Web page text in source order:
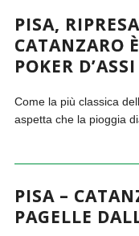
PISA,
CATANZARO
POKER D’ASSI
Come la più classica
aspetta che la pioggia
PISA –
PAGELLE